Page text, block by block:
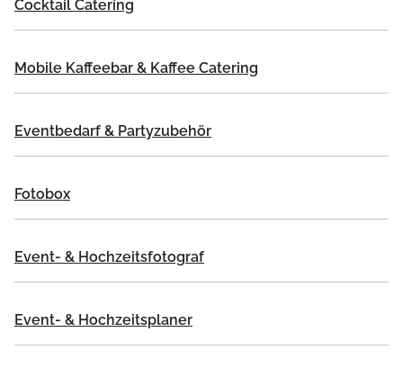
Cocktail Catering
Mobile Kaffeebar & Kaffee Catering
Eventbedarf & Partyzubehör
Fotobox
Event- & Hochzeitsfotograf
Event- & Hochzeitsplaner